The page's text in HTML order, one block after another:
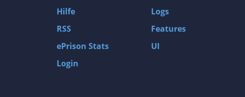
Hilfe
RSS
ePrison Stats
Login
Logs
Features
UI